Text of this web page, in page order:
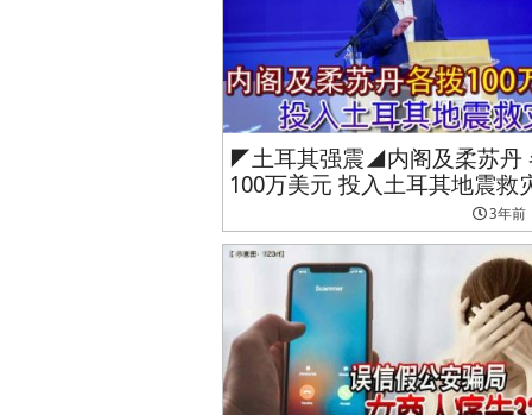
◤土耳其强震◢内阁及柔苏丹
100万美元 投入土耳其地震救
3年前